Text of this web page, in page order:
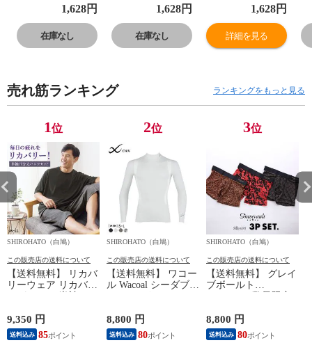
ニア 女の子 3枚
フルーツ総柄
100 110 120 130
1,628円
在庫なし
ニア 女の子 3枚
フルーツ総柄
100 110 120 130
1,628円
在庫なし
ニア 女の子 3枚
フルーツ総柄
100 110 120 130
1,628円
詳細を見る
売れ筋ランキング ランキングをもっと見る
1位
SHIROHATO（白鳩）
この販売店の送料について
【送料無料】 リカバ
リーウェア リカバリ
ーパジャマ 半袖 メ
ームウェア パジャマ
リカバリーケア 7分
丈パンツ 疲労回復
9,350 円
送料込み 85
2位
SHIROHATO（白鳩）
この販売店の送料について
【送料無料】 ワコー
ル Wacoal シーダブリ
JYURYU 柔流 ジュウ
リュウ メンズ トッ
プ SML ハイネック
8,800 円
送料込み 80
3位
SHIROHATO（白鳩）
この販売店の送料について
【送料無料】 グレイ
ブボールト
Gravevault 数量限定
サーパンツ おまかせ
3P 福袋 ショート ロ
ーライズ 3枚セット
8,800 円
送料込み 80